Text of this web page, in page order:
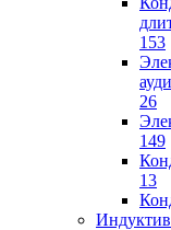
153
26
149
13